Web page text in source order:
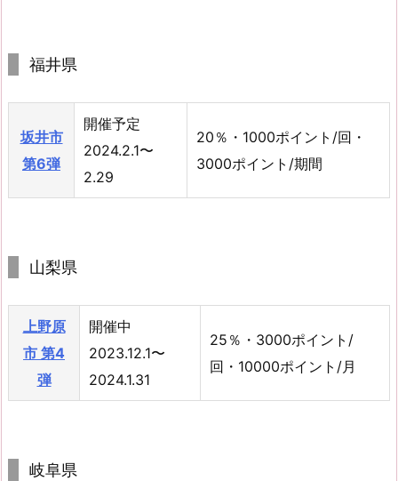
福井県
坂井市
第6弾
開催予定
2024.2.1〜
2.29
20％・1000ポイント/回・
3000ポイント/期間
山梨県
上野原
市 第4
弾
開催中
2023.12.1〜
2024.1.31
25％・3000ポイント/
回・10000ポイント/月
岐阜県